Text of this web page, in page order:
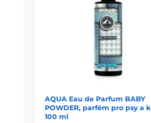
AQUA Eau de Parfum BABY
POWDER, parfém pro psy a
100 ml